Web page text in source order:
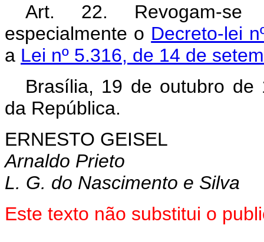
Art. 22. Revogam-se
especialmente o Decreto-lei
a Lei nº 5.316, de 14 de
Brasília, 19 de outubro de
da República.
ERNESTO GEISEL
Arnaldo Prieto
L. G. do Nascimento e Silva
Este texto não substitui o